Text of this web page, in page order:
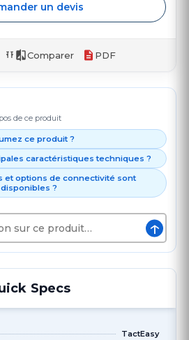
un devis
Comparer PDF
de ce produit
ce produit ?
caractéristiques techniques ?
et options de connectivité sont
disponibles ?
↑
Specs
TactEasy